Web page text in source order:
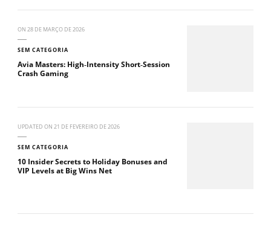
ON 28 DE MARÇO DE 2026
SEM CATEGORIA
Avia Masters: High‑Intensity Short‑Session
Crash Gaming
UPDATED ON 21 DE FEVEREIRO DE 2026
SEM CATEGORIA
10 Insider Secrets to Holiday Bonuses and
VIP Levels at Big Wins Net